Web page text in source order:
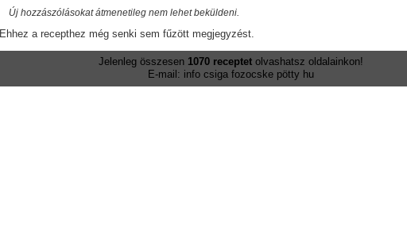
Új hozzászólásokat átmenetileg nem lehet beküldeni.
Ehhez a recepthez még senki sem fűzött megjegyzést.
Jelenleg összesen 1070 receptet olvashatsz oldalainkon!
E-mail: info csiga fozocske pötty hu